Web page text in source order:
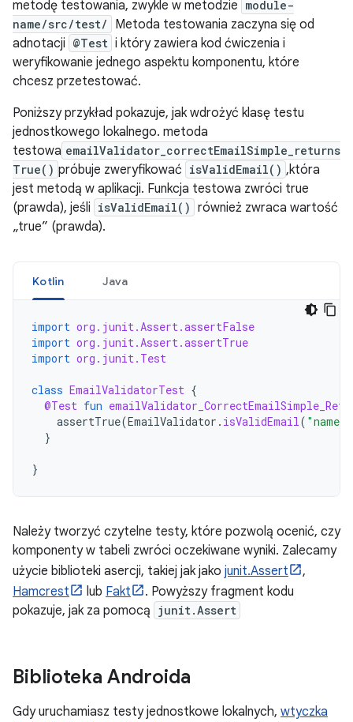
metodę testowania, zwykle w metodzie module-
name/src/test/
Metoda testowania zaczyna się od
adnotacji @Test i który zawiera kod ćwiczenia i
weryfikowanie jednego aspektu komponentu, które
chcesz przetestować.
Poniższy przykład pokazuje, jak wdrożyć klasę testu
jednostkowego lokalnego. metoda
testowa emailValidator_correctEmailSimple_returns
True() próbuje zweryfikować isValidEmail() ,która
jest metodą w aplikacji. Funkcja testowa zwróci true
(prawda), jeśli isValidEmail() również zwraca wartość
„true” (prawda).
Kotlin Java
import org.junit.Assert.assertFalse
import org.junit.Assert.assertTrue
import org.junit.Test
class EmailValidatorTest {
@Test fun
assertTrue(EmailValidator . isValidEmail(
}
}
Należy tworzyć czytelne testy, które pozwolą ocenić, czy
komponenty w tabeli zwróci oczekiwane wyniki. Zalecamy
użycie biblioteki asercji, takiej jak jako junit.Assert
,
Hamcrest
lub Fakt
. Powyższy fragment kodu
pokazuje, jak za pomocą junit.Assert
Biblioteka Androida
Gdy uruchamiasz testy jednostkowe lokalnych, wtyczka